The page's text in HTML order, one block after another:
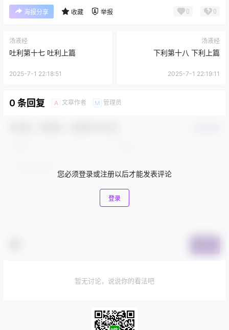
海报分享 收藏 举报 0 0
汤液经
吐利第十七 吐利上篇
2025-7-1 22:18:51
汤液经
下利第十八 下利上篇
2025-7-1 22:19:11
0 条回复 A 文章作者 M 管理员
您必须登录或注册以后才能发表评论
登录
暂无讨论，说说你的看法吧